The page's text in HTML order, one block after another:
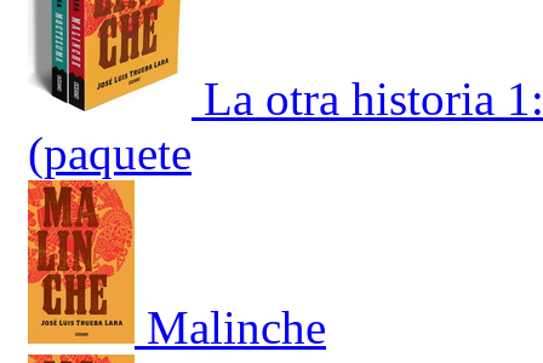
La otra historia
(paquete
Malinche